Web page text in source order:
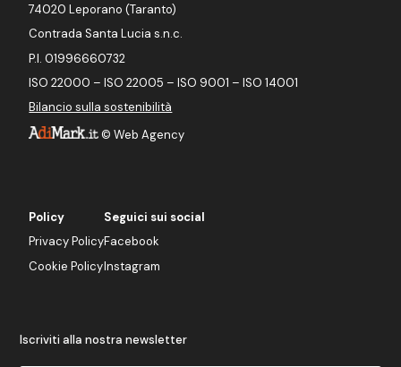
©Web Agency
74020 Leporano (Taranto)
Contrada Santa Lucia s.n.c.
P.I. 01996660732
ISO 22000 – ISO 22005 – ISO 9001 – ISO 14001
Bilancio sulla sostenibilità
Policy
Privacy Policy
Cookie Policy
Seguici sui social
Facebook
Instagram
Iscriviti alla nostra newsletter